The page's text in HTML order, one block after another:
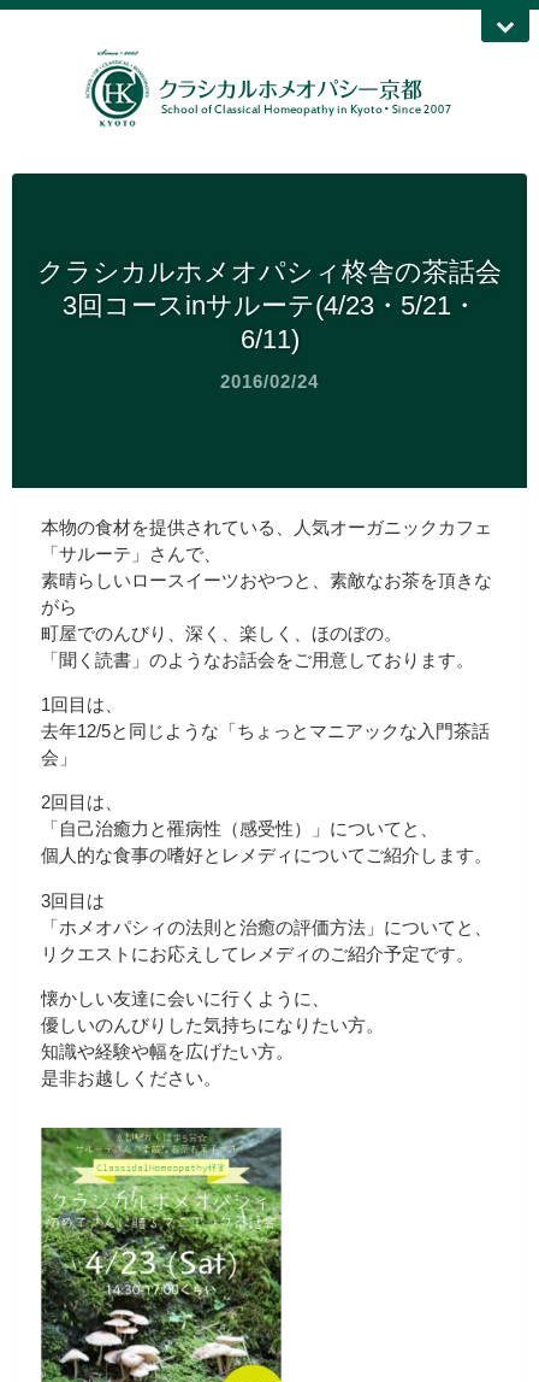
クラシカルホメオパシィ柊舎の茶話会
3回コースinサルーテ(4/23・5/21・
6/11)
2016/02/24
本物の食材を提供されている、人気オーガニックカフェ
「サルーテ」さんで、
素晴らしいロースイーツおやつと、素敵なお茶を頂きな
がら
町屋でのんびり、深く、楽しく、ほのぼの。
「聞く読書」のようなお話会をご用意しております。
1回目は、
去年12/5と同じような「ちょっとマニアックな入門茶話
会」
2回目は、
「自己治癒力と罹病性（感受性）」についてと、
個人的な食事の嗜好とレメディについてご紹介します。
3回目は
「ホメオパシィの法則と治癒の評価方法」についてと、
リクエストにお応えしてレメディのご紹介予定です。
懐かしい友達に会いに行くように、
優しいのんびりした気持ちになりたい方。
知識や経験や幅を広げたい方。
是非お越しください。